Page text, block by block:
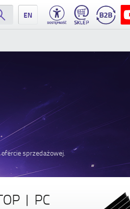
EN
sprzedażowej.
| PC